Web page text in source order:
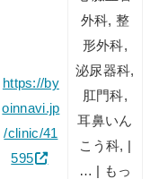
https://by
oinnavi.jp
/clinic/41
595
外科, 整
形外科,
泌尿器科,
肛門科,
耳鼻いん
こう科, |
… | もっ